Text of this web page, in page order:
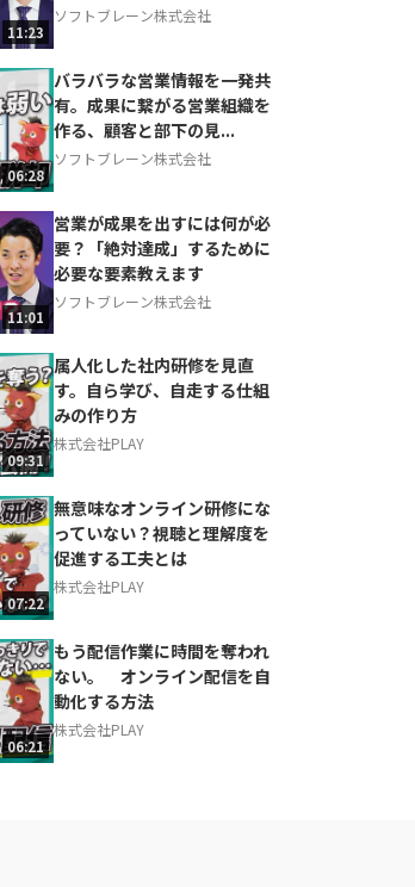
11:23
ソフトブレーン株式会社
06:28
バラバラな営業情報を一発共
有。成果に繋がる営業組織を
作る、顧客と部下の見...
ソフトブレーン株式会社
11:01
営業が成果を出すには何が必
要？「絶対達成」するために
必要な要素教えます
ソフトブレーン株式会社
09:31
属人化した社内研修を見直
す。自ら学び、自走する仕組
みの作り方
株式会社PLAY
07:22
無意味なオンライン研修にな
っていない？視聴と理解度を
促進する工夫とは
株式会社PLAY
06:21
もう配信作業に時間を奪われ
ない。 オンライン配信を自
動化する方法
株式会社PLAY